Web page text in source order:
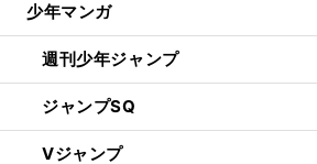
少年マンガ
週刊少年ジャンプ
ジャンプSQ
Vジャンプ